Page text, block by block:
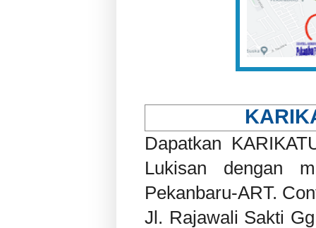
Dapatkan
Lukisan dengan
Pekanbaru-ART.
Jl. Rajawali Sakti